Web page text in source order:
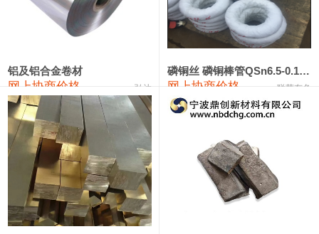
1#镁 17,000—18,000 17,500 0
18,900—19,100 19,000 100
1#电解锰(99.7%袋装) 18,000—18,200 18,100 100
1#铬 60,000—82,000
553#硅 9,300—9,500
441#硅 9,600—9,800 9,700
3303#硅 10,300—10,500 10,400
2202#硅 14,100—14,300
铝及铝合金卷材
网上协商价格 弘达
磷铜丝 磷铜棒管QSn6.5-0.1 7-0.2 8-0.3
网上协商价格 联荣有色